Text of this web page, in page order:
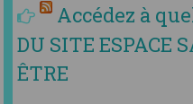
Accédez à
DU SITE ESPACE
ÊTRE